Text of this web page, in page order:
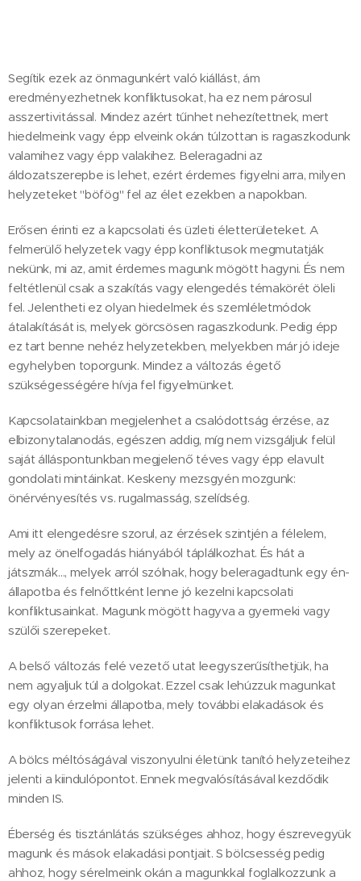
Segítik ezek az önmagunkért való kiállást, ám
eredményezhetnek konfliktusokat, ha ez nem párosul
asszertivitással. Mindez azért tűnhet nehezítettnek, mert
hiedelmeink vagy épp elveink okán túlzottan is ragaszkodunk
valamihez vagy épp valakihez. Beleragadni az
áldozatszerepbe is lehet, ezért érdemes figyelni arra, milyen
helyzeteket "böfög" fel az élet ezekben a napokban.
Erősen érinti ez a kapcsolati és üzleti életterületeket. A
felmerülő helyzetek vagy épp konfliktusok megmutatják
nekünk, mi az, amit érdemes magunk mögött hagyni. És nem
feltétlenül csak a szakítás vagy elengedés témakörét öleli
fel. Jelentheti ez olyan hiedelmek és szemléletmódok
átalakítását is, melyek görcsösen ragaszkodunk. Pedig épp
ez tart benne nehéz helyzetekben, melyekben már jó ideje
egyhelyben toporgunk. Mindez a változás égető
szükségességére hívja fel figyelmünket.
Kapcsolatainkban megjelenhet a csalódottság érzése, az
elbizonytalanodás, egészen addig, míg nem vizsgáljuk felül
saját álláspontunkban megjelenő téves vagy épp elavult
gondolati mintáinkat. Keskeny mezsgyén mozgunk:
önérvényesítés vs. rugalmasság, szelídség.
Ami itt elengedésre szorul, az érzések szintjén a félelem,
mely az önelfogadás hiányából táplálkozhat. És hát a
játszmák…, melyek arról szólnak, hogy beleragadtunk egy én-
állapotba és felnőttként lenne jó kezelni kapcsolati
konfliktusainkat. Magunk mögött hagyva a gyermeki vagy
szülői szerepeket.
A belső változás felé vezető utat leegyszerűsíthetjük, ha
nem agyaljuk túl a dolgokat. Ezzel csak lehúzzuk magunkat
egy olyan érzelmi állapotba, mely további elakadások és
konfliktusok forrása lehet.
A bölcs méltóságával viszonyulni életünk tanító helyzeteihez
jelenti a kiindulópontot. Ennek megvalósításával kezdődik
minden IS.
Éberség és tisztánlátás szükséges ahhoz, hogy észrevegyük
magunk és mások elakadási pontjait. S bölcsesség pedig
ahhoz, hogy sérelmeink okán a magunkkal foglalkozzunk a